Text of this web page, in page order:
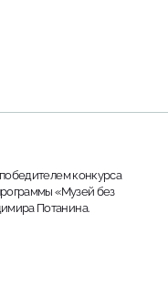
конкурса
«Музей без
Потанина.